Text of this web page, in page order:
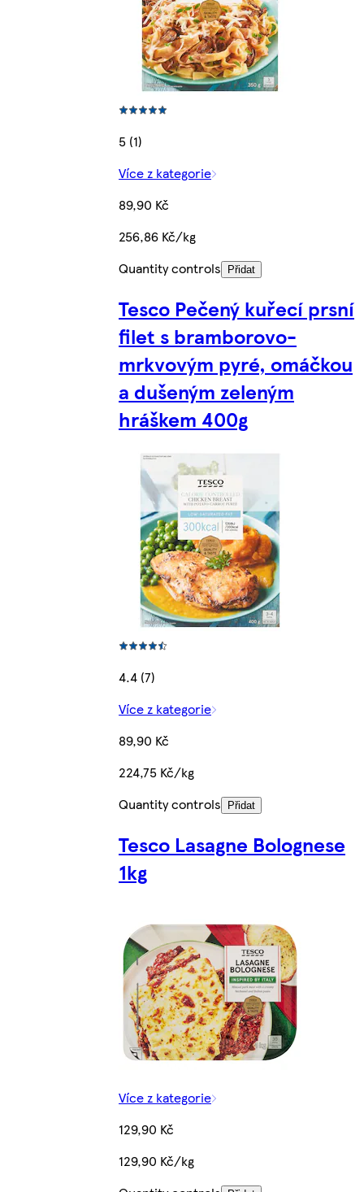
5 (1)
Více z kategorie
89,90 Kč
256,86 Kč/kg
Quantity controls
Přidat
Tesco Pečený kuřecí prsní
filet s bramborovo-
mrkvovým pyré, omáčkou
a dušeným zeleným
hráškem 400g
4.4 (7)
Více z kategorie
89,90 Kč
224,75 Kč/kg
Quantity controls
Přidat
Tesco Lasagne Bolognese
1kg
Více z kategorie
129,90 Kč
129,90 Kč/kg